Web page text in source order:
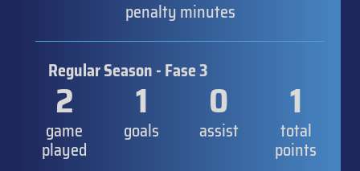
penalty minutes
Regular Season - Fase 3
2
game
played
1
goals
0
assist
1
total
points